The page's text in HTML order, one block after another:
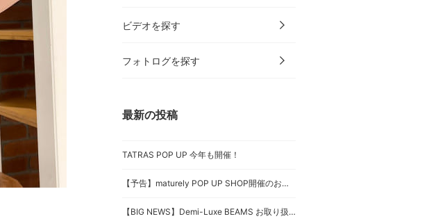
ビデオを探す
フォトログを探す
最新の投稿
TATRAS POP UP 今年も開催！
【予告】maturely POP UP SHOP開催のお知らせ
【BIG NEWS】Demi-Luxe BEAMS お取り扱いスタート！